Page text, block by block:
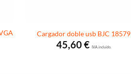
Cargador doble usb BJC 18579
45,60€ I.V.A. incluido.